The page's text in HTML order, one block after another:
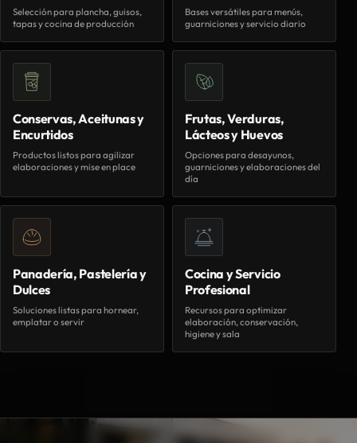
Selección para plancha, guisos,
tapas y cocina de producción
Bases versátiles para menús,
guarniciones y servicio diario
Conservas, Aceitunas y
Encurtidos
Productos listos para agilizar
elaboraciones y mise en place
Frutas, Verduras,
Lácteos y Huevos
Opciones para desayunos,
guarniciones y elaboraciones del
día
Panadería, Pastelería y
Dulces
Soluciones listas para hornear,
emplatar o servir
Cocina y Servicio
Profesional
Recursos para optimizar
elaboración, conservación,
higiene y sala